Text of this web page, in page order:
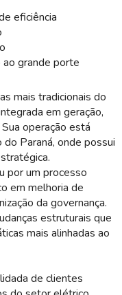
eficiência
grande porte
mais tradicionais do
em geração,
operação está
Paraná, onde possui
por um processo
em melhoria de
da governança.
estruturais que
mais alinhadas ao
de clientes